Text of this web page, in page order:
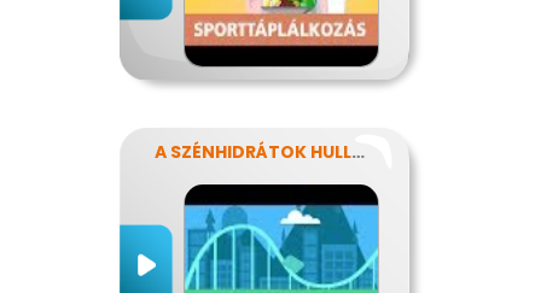
A SZÉNHIDRÁTOK HULLÁMVASÚTJÁN